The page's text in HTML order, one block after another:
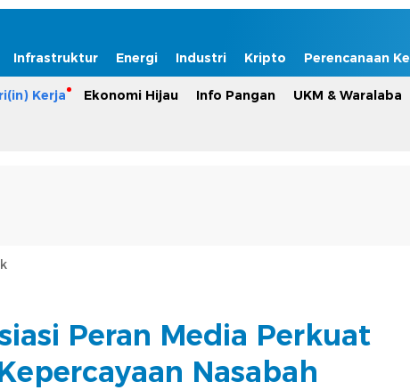
Infrastruktur Energi Industri Kripto Perencanaan
Kerja Ekonomi Hijau Info Pangan UKM & Waralaba
Peran Media Perkuat
Nasabah